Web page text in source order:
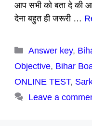
आप सभी को बता दे की
देना बहुत ही जरूरी …
Categories
Answer key,
Objective, Bihar
ONLINE TEST,
Leave a